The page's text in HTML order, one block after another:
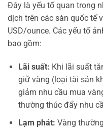
Đây là yếu tố quan trọng
dịch trên các sàn quốc tế
USD/ounce. Các yếu tố
bao gồm:
Lãi suất: Khi lãi suất
giữ vàng (loại tài sản
giảm nhu cầu mua
thường thúc đẩy nhu
Lạm phát: Vàng